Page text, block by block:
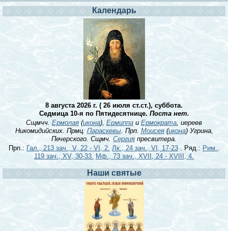
Календарь
8 августа 2026 г. ( 26 июля ст.ст.), суббота.
Седмица 10-я по Пятидесятнице. Поста нет.
Сщмчч. Ермолая (икона), Ермиппаи Ермократа, иереев
Никомидийских. Прмц.Параскевы. Прп. Моисея(икона) Угрина,
Печерского. Сщмч. Сергия пресвитера.
Прп.: Гал., 213 зач., V, 22 - VI, 2. Лк., 24 зач., VI, 17-23 . Ряд.: Рим.,
119 зач., XV, 30-33. Мф., 73 зач., XVII, 24 - XVIII, 4.
Наши святые